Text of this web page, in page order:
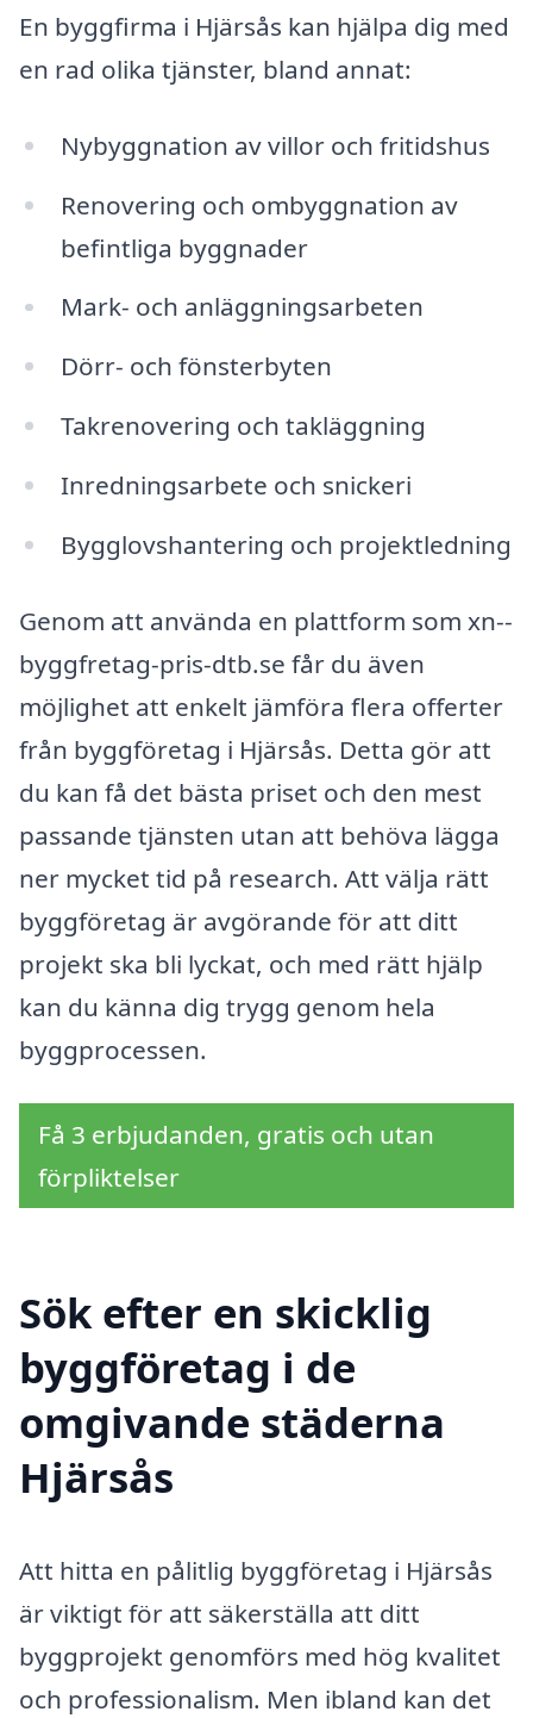
En byggfirma i Hjärsås kan hjälpa dig med
en rad olika tjänster, bland annat:
Nybyggnation av villor och fritidshus
Renovering och ombyggnation av
befintliga byggnader
Mark- och anläggningsarbeten
Dörr- och fönsterbyten
Takrenovering och takläggning
Inredningsarbete och snickeri
Bygglovshantering och projektledning
Genom att använda en plattform som xn--
byggfretag-pris-dtb.se får du även
möjlighet att enkelt jämföra flera offerter
från byggföretag i Hjärsås. Detta gör att
du kan få det bästa priset och den mest
passande tjänsten utan att behöva lägga
ner mycket tid på research. Att välja rätt
byggföretag är avgörande för att ditt
projekt ska bli lyckat, och med rätt hjälp
kan du känna dig trygg genom hela
byggprocessen.
Få 3 erbjudanden, gratis och utan
förpliktelser
Sök efter en skicklig
byggföretag i de
omgivande städerna
Hjärsås
Att hitta en pålitlig byggföretag i Hjärsås
är viktigt för att säkerställa att ditt
byggprojekt genomförs med hög kvalitet
och professionalism. Men ibland kan det